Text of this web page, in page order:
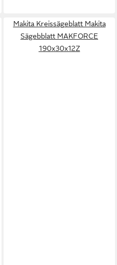
Makita Kreissägeblatt Makita
Sägebblatt MAKFORCE
190x30x12Z